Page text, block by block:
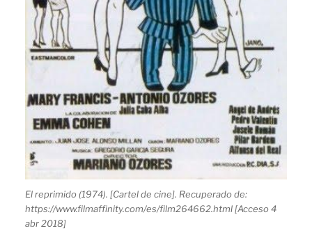
El reprimido (1974). [Cartel de cine]. Recuperado de:
https://www.filmaffinity.com/es/film264662.html [Acceso 4
abr 2018]